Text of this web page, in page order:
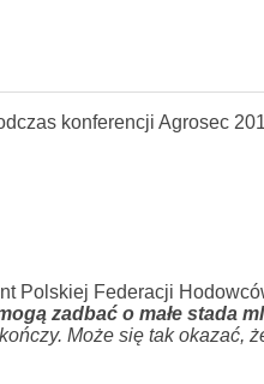
konferencji Agrosec
Polskiej Federacji
zadbać o małe stada
Może się tak okazać,